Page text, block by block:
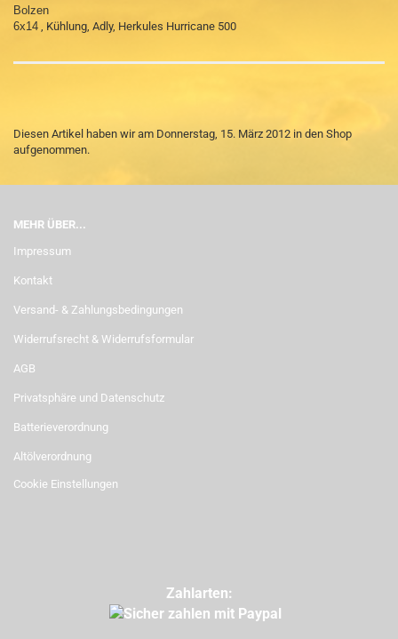
Bolzen
6x14 , Kühlung, Adly, Herkules Hurricane 500
Diesen Artikel haben wir am Donnerstag, 15. März 2012 in den Shop
aufgenommen.
MEHR ÜBER...
Impressum
Kontakt
Versand- & Zahlungsbedingungen
Widerrufsrecht & Widerrufsformular
AGB
Privatsphäre und Datenschutz
Batterieverordnung
Altölverordnung
Cookie Einstellungen
Zahlarten: